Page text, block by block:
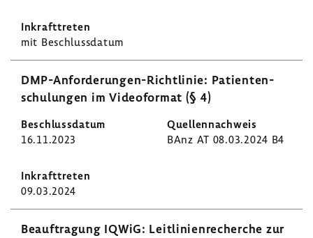
mit Beschluss­datum
DMP-​Anforderungen-Richtlinie: Pati­en­ten­
schu­lungen im Video­format (§ 4)
16.11.2023 BAnz AT 08.03.2024 B4
09.03.2024
Beauf­tra­gung IQWiG: Leit­li­ni­en­re­cherche zur